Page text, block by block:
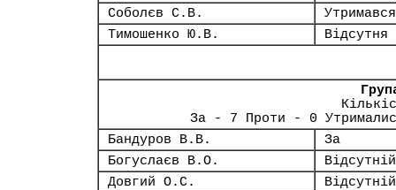
Соболєв С.В.
Утримався
Тимошенко Ю.В.
Відсутня
За - 7 Проти - 0
Бандуров В.В.
За
Богуслаєв В.О.
Відсутній
Довгий О.С.
Відсутній